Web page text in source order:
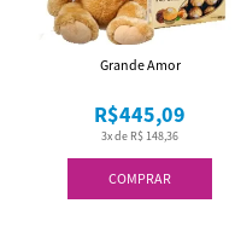
COMPRAR
3x de R$ 148,36
R$445,09
Grande Amor